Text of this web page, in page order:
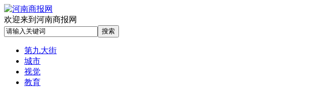
欢迎来到河南商报网
第九大街
城市
视觉
教育